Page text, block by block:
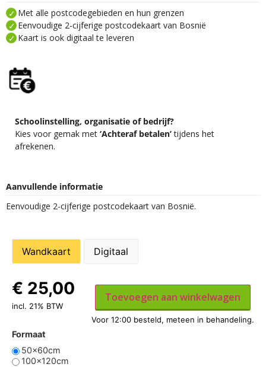
Met alle postcodegebieden en hun grenzen
Eenvoudige 2-cijferige postcodekaart van Bosnië
Kaart is ook digitaal te leveren
Schoolinstelling, organisatie of bedrijf?
Kies voor gemak met ‘Achteraf betalen’tijdens het
afrekenen.
Aanvullende informatie
Eenvoudige 2-cijferige postcodekaart van Bosnië.
Wandkaart Digitaal
Formaat
50x60cm
100x120cm
€ 25,00
incl. 21% BTW
Toevoegen aan winkelwagen